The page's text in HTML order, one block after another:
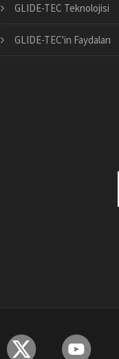
GLIDE-TEC Teknolojisi
GLIDE-TEC'in Faydaları